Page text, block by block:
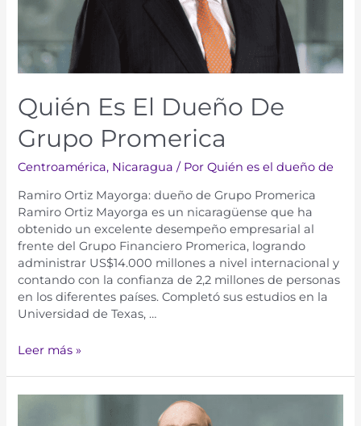
Quién Es El Dueño De
Grupo Promerica
Centroamérica, Nicaragua / PorQuién es el dueño de
Ramiro Ortiz Mayorga: dueño de Grupo Promerica
Ramiro Ortiz Mayorga es un nicaragüense que ha
obtenido un excelente desempeño empresarial al
frente del Grupo Financiero Promerica, logrando
administrar US$14.000 millones a nivel internacional y
contando con la confianza de 2,2 millones de personas
en los diferentes países. Completó sus estudios en la
Universidad de Texas, …
Leer más »